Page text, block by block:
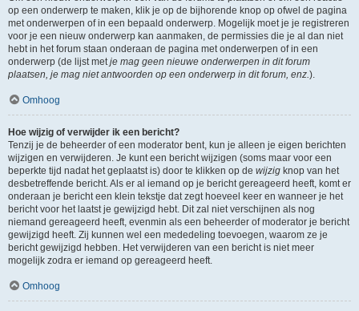
op een onderwerp te maken, klik je op de bijhorende knop op ofwel de pagina
met onderwerpen of in een bepaald onderwerp. Mogelijk moet je je registreren
voor je een nieuw onderwerp kan aanmaken, de permissies die je al dan niet
hebt in het forum staan onderaan de pagina met onderwerpen of in een
onderwerp (de lijst met je mag geen nieuwe onderwerpen in dit forum
plaatsen, je mag niet antwoorden op een onderwerp in dit forum, enz. ).
Omhoog
Hoe wijzig of verwijder ik een bericht?
Tenzij je de beheerder of een moderator bent, kun je alleen je eigen berichten
wijzigen en verwijderen. Je kunt een bericht wijzigen (soms maar voor een
beperkte tijd nadat het geplaatst is) door te klikken op de wijzig knop van het
desbetreffende bericht. Als er al iemand op je bericht gereageerd heeft, komt er
onderaan je bericht een klein tekstje dat zegt hoeveel keer en wanneer je het
bericht voor het laatst je gewijzigd hebt. Dit zal niet verschijnen als nog
niemand gereageerd heeft, evenmin als een beheerder of moderator je bericht
gewijzigd heeft. Zij kunnen wel een mededeling toevoegen, waarom ze je
bericht gewijzigd hebben. Het verwijderen van een bericht is niet meer
mogelijk zodra er iemand op gereageerd heeft.
Omhoog